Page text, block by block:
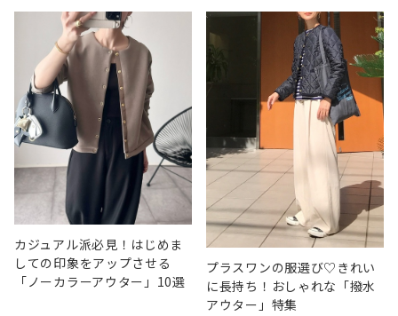
カジュアル派必見！はじめま
しての印象をアップさせる
「ノーカラーアウター」10選
プラスワンの服選び♡きれい
に長持ち！おしゃれな「撥水
アウター」特集